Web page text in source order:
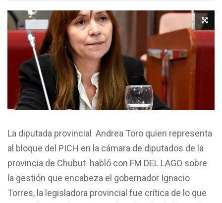
La diputada provincial Andrea Toro quien representa
al bloque del PICH en la cámara de diputados de la
provincia de Chubut habló con FM DEL LAGO sobre
la gestión que encabeza el gobernador Ignacio
Torres, la legisladora provincial fue crítica de lo que